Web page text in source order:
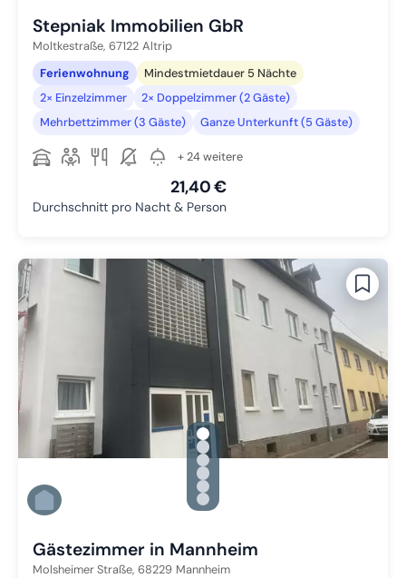
Stepniak Immobilien GbR
Moltkestraße, 67122 Altrip
Ferienwohnung
Mindestmietdauer 5 Nächte
2× Einzelzimmer
2× Doppelzimmer (2 Gäste)
Mehrbettzimmer (3 Gäste)
Ganze Unterkunft (5 Gäste)
+ 24 weitere
21,40 €
Durchschnitt pro Nacht & Person
gallery.slide_selector
Zu Slide 1 wechseln
Zu Slide 2 wechseln
Zu Slide 3 wechseln
Zu Slide 4 wechseln
Zu Slide 5 wechseln
Zu Slide 6 wechseln
Gästezimmer in Mannheim
Molsheimer Straße, 68229 Mannheim